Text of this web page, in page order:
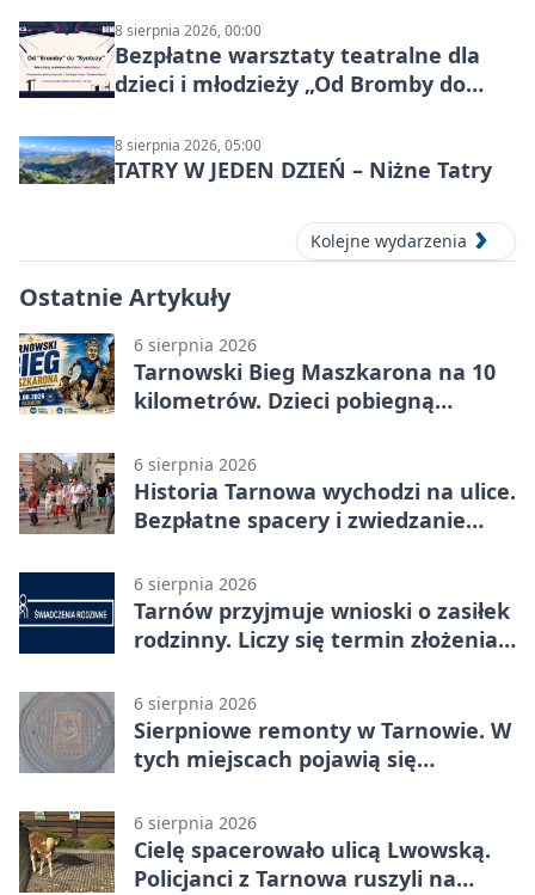
8 sierpnia 2026, 00:00
Bezpłatne warsztaty teatralne dla
dzieci i młodzieży „Od Bromby do
8 sierpnia 2026, 05:00
TATRY W JEDEN DZIEŃ – Niżne Tatry
Kolejne wydarzenia
Ostatnie Artykuły
6 sierpnia 2026
Tarnowski Bieg Maszkarona na 10
kilometrów. Dzieci pobiegną
6 sierpnia 2026
Historia Tarnowa wychodzi na ulice.
Bezpłatne spacery i zwiedzanie
6 sierpnia 2026
Tarnów przyjmuje wnioski o zasiłek
rodzinny. Liczy się termin złożenia
6 sierpnia 2026
Sierpniowe remonty w Tarnowie. W
tych miejscach pojawią się
6 sierpnia 2026
Cielę spacerowało ulicą Lwowską.
Policjanci z Tarnowa ruszyli na